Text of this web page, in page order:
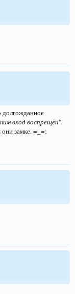
долгожданное
вход воспрещён".
они замке. =_=;